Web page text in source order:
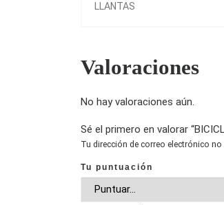
LLANTAS
Valoraciones
No hay valoraciones aún.
Sé el primero en valorar
Tu dirección de correo electrónico
Tu puntuación